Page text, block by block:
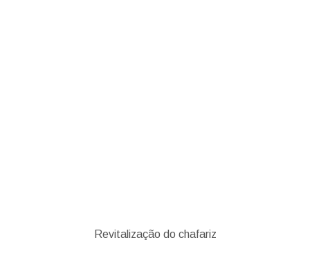
Revitalização do chafariz